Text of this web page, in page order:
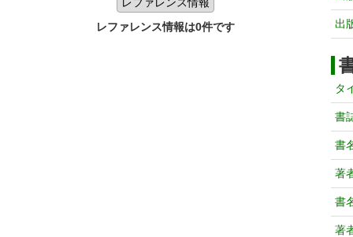
レファレンス情報は0件です 出
タ
書
書
著
書
著